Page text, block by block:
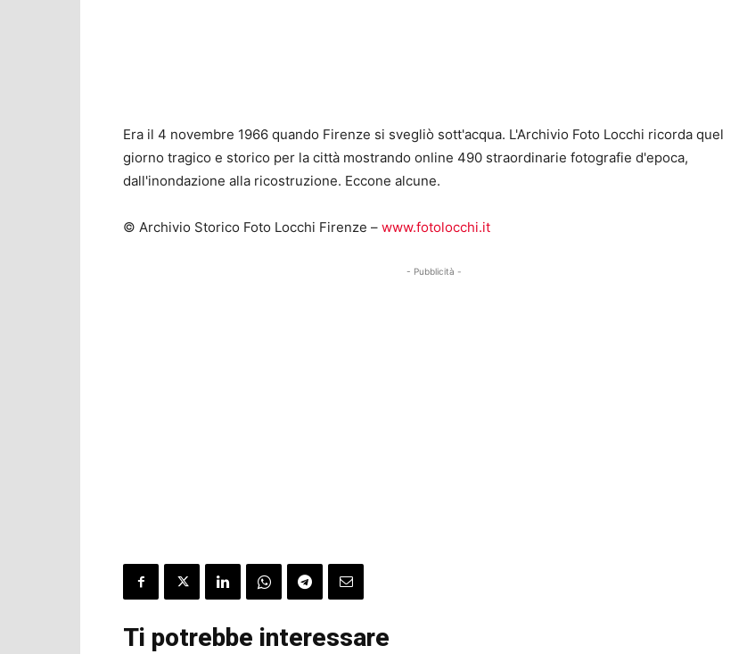
Era il 4 novembre 1966 quando Firenze si svegliò sott'acqua. L'Archivio Foto Locchi ricorda quel
giorno tragico e storico per la città mostrando online 490 straordinarie fotografie d'epoca,
dall'inondazione alla ricostruzione. Eccone alcune.
© Archivio Storico Foto Locchi Firenze – www.fotolocchi.it
- Pubblicità -
Ti potrebbe interessare